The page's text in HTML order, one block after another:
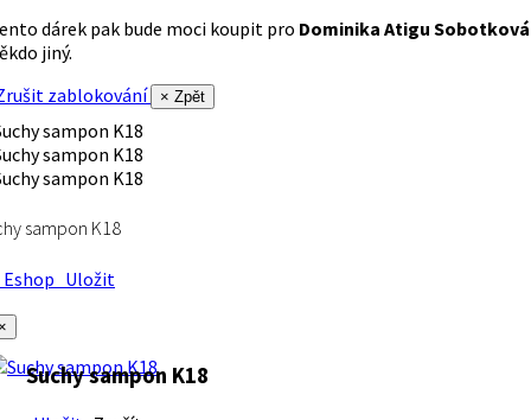
dárek pak bude moci koupit pro Dominika Atigu Sobotková
jiný.
zablokování
× Zpět
sampon K18
Uložit
Suchy sampon K18